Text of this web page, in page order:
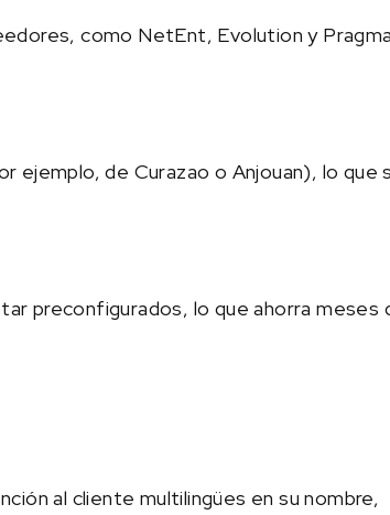
como NetEnt, Evolution y
ejemplo, de Curazao o Anjouan), lo que
preconfigurados, lo que ahorra meses
al cliente multilingües en su nombre,